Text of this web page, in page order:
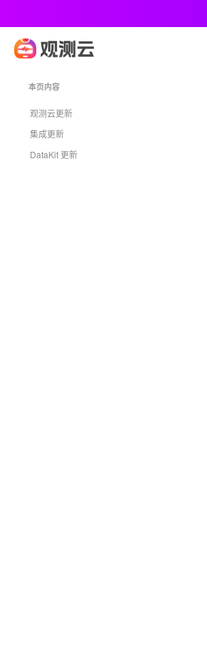
本页内容
观测云更新
集成更新
DataKit 更新